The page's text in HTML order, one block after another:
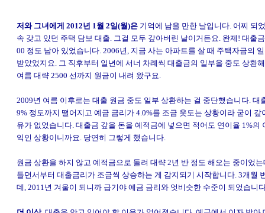
저와 그녀에게 2012년 1월 2일(월)은 기억에 남을 만한 날입니다. 어찌 되
속 갖고 있던 주택 담보 대출. 그걸 모두 갚아버린 날이거든요. 완제! 대출
00 정도 남아 있었습니다. 2006년, 지금 사는 아파트를 살 때 주택자금의
받았었지요. 그 직후부터 일년에 서너 차례씩 대출금의 일부을 중도 상환
여름 대략 2500 선까지 원금이 내려 왔구요.
2009년 여름 이후로는 대출 원금 중도 일부 상환하는 걸 중단했습니다. 대
9% 정도까지 떨어지고 예금 금리가 4.0%를 조금 웃도는 상황이라 굳이 갚
유가 없었습니다. 대출금 갚을 돈을 예적금에 넣으면 적어도 연이율 1%의
익인 상황이니까요. 당연히 그렇게 했습니다.
원금 상환을 하지 않고 예적금으로 돌려 대략 2년 반 정도 해오는 중이었
들면서부터 대출금리가 조금씩 상승하는 게 감지되기 시작합니다. 3개월
데, 2011년 겨울이 되니까 급기야 예금 금리와 엇비슷한 수준이 되었습니